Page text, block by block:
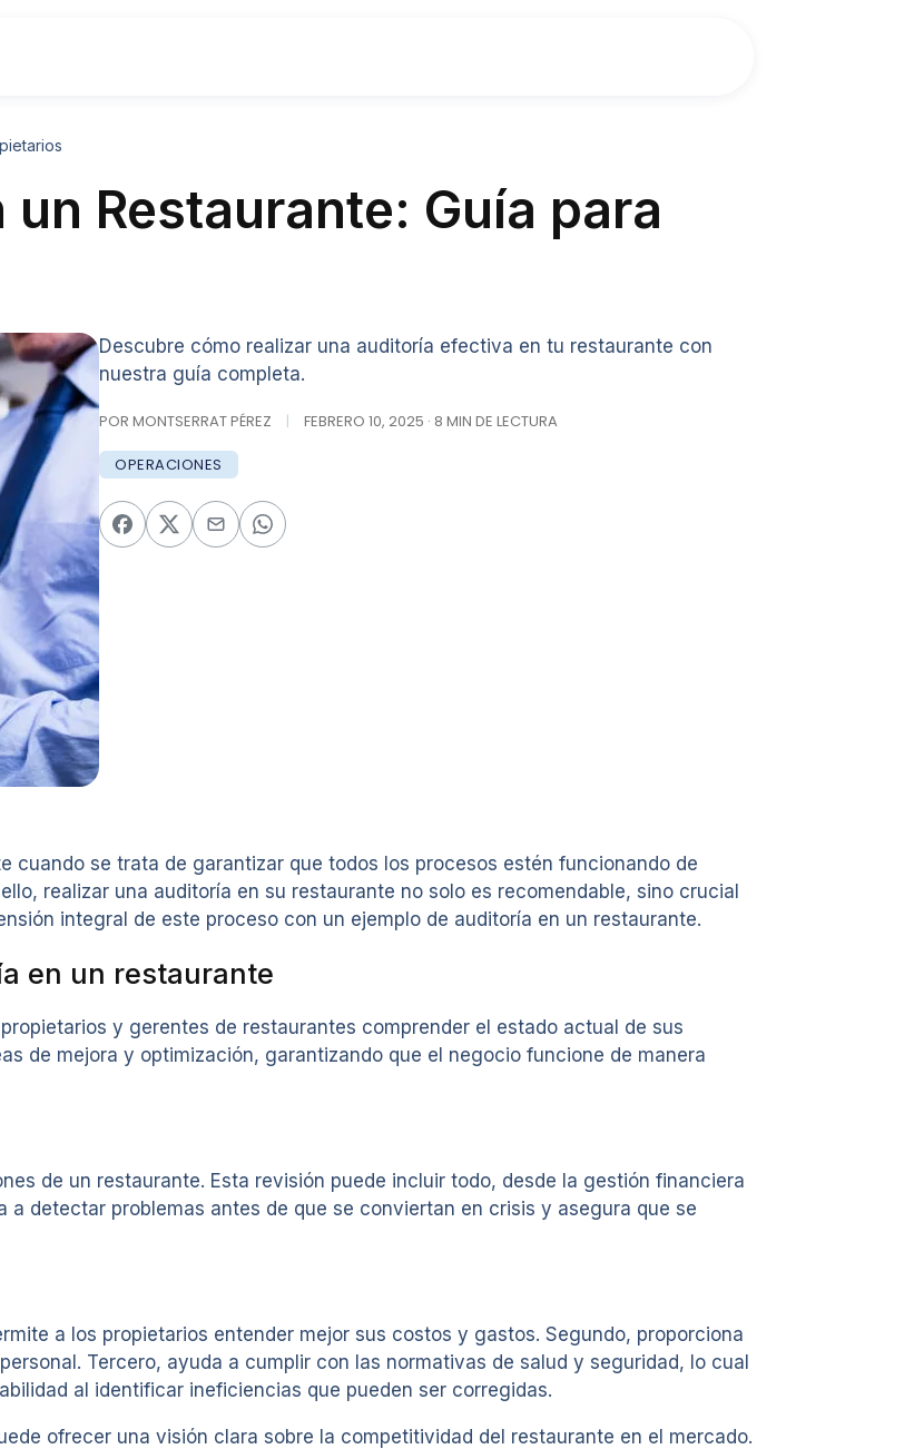
Restaurante: Guía para
Descubre cómo realizar una auditoría efectiva en tu restaurante con
nuestra guía completa.
POR MONTSERRAT PÉREZ | FEBRERO 10, 2025 · 8 MIN DE LECTURA
OPERACIONES
cuando se trata de garantizar que todos los procesos estén funcionando de
realizar una auditoría en su restaurante no solo es recomendable, sino crucial
integral de este proceso con un ejemplo de auditoría en un restaurante.
en un restaurante
y gerentes de restaurantes comprender el estado actual de sus
de mejora y optimización, garantizando que el negocio funcione de manera
de un restaurante. Esta revisión puede incluir todo, desde la gestión financiera
detectar problemas antes de que se conviertan en crisis y asegura que se
a los propietarios entender mejor sus costos y gastos. Segundo, proporciona
Tercero, ayuda a cumplir con las normativas de salud y seguridad, lo cual
al identificar ineficiencias que pueden ser corregidas.
ofrecer una visión clara sobre la competitividad del restaurante en el mercado.